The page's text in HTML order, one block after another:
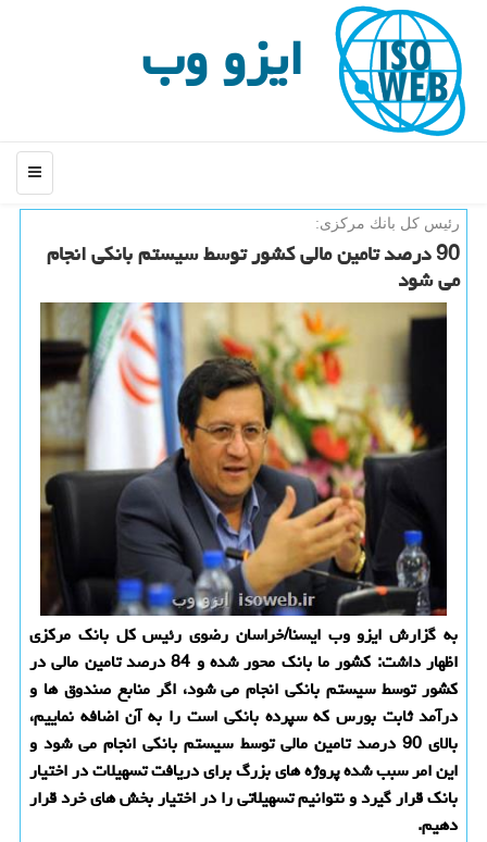
ایزو وب
منو
رئیس كل بانك مركزی:
90 درصد تامین مالی كشور توسط سیستم بانكی انجام
می شود
به گزارش ایزو وب ایسنا/خراسان رضوی رئیس كل بانك مركزی
اظهار داشت: كشور ما بانك محور شده و 84 درصد تامین مالی در
كشور توسط سیستم بانكی انجام می شود، اگر منابع صندوق ها و
درآمد ثابت بورس كه سپرده بانكی است را به آن اضافه نماییم،
بالای 90 درصد تامین مالی توسط سیستم بانكی انجام می شود و
این امر سبب شده پروژه های بزرگ برای دریافت تسهیلات در اختیار
بانك قرار گیرد و نتوانیم تسهیلاتی را در اختیار بخش های خرد قرار
دهیم.